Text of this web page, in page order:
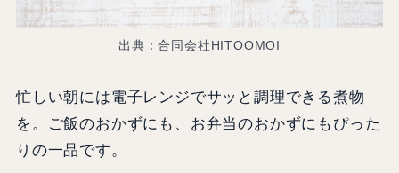
出典：合同会社HITOOMOI
忙しい朝には電子レンジでサッと調理できる煮物
を。ご飯のおかずにも、お弁当のおかずにもぴった
りの一品です。